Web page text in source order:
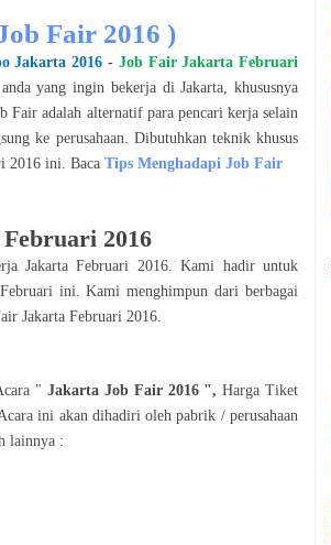
Fair 2016 )
Jakarta 2016 - Job FairJakarta Februari
yang ingin bekerja diJakarta , khususnya
Fair adalah alternatif para pencari kerja selain
ke perusahaan. Dibutuhkan teknik khusus
2016 ini. Baca Tips Menghadapi Job Fair
Februari 2016
Jakarta Februari 2016. Kami hadir untuk
Februari ini. Kami menghimpun dari berbagai
Jakarta Februari 2016
"Jakarta Job Fair 2016",Harga Tiket
ini akan dihadiri oleh pabrik / perusahaan
lainnya :